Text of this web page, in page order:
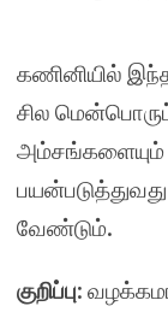
கணினியில்
சில
அம்சங்களையும்
வேண்டும்.
குறிப்பு: